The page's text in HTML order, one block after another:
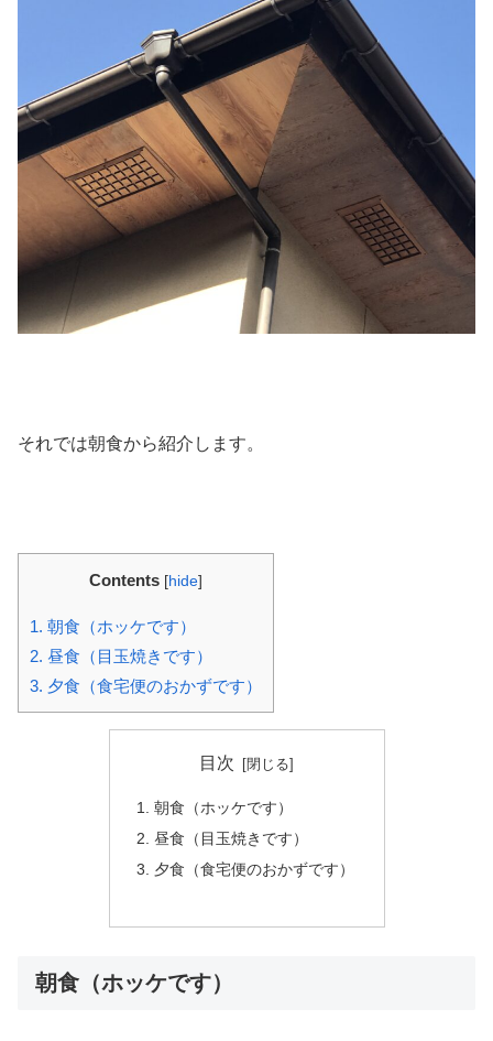
それでは朝食から紹介します。
Contents [hide]
1. 朝食（ホッケです）
2. 昼食（目玉焼きです）
3. 夕食（食宅便のおかずです）
目次
朝食（ホッケです）
昼食（目玉焼きです）
夕食（食宅便のおかずです）
朝食（ホッケです）